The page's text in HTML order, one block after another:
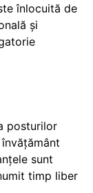
înlocuită de
și
posturilor
sunt
timp liber